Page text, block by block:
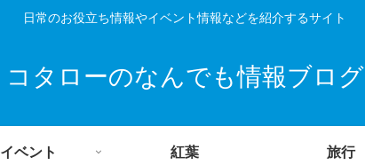
日常のお役立ち情報やイベント情報などを紹介するサイト
コタローのなんでも情報ブログ
イベント 紅葉 旅行